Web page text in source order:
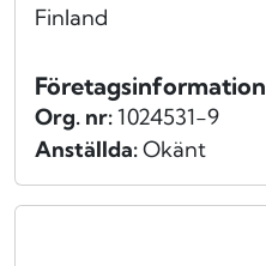
Finland
Företagsinformation
Org. nr:1024531-9
Anställda:Okänt